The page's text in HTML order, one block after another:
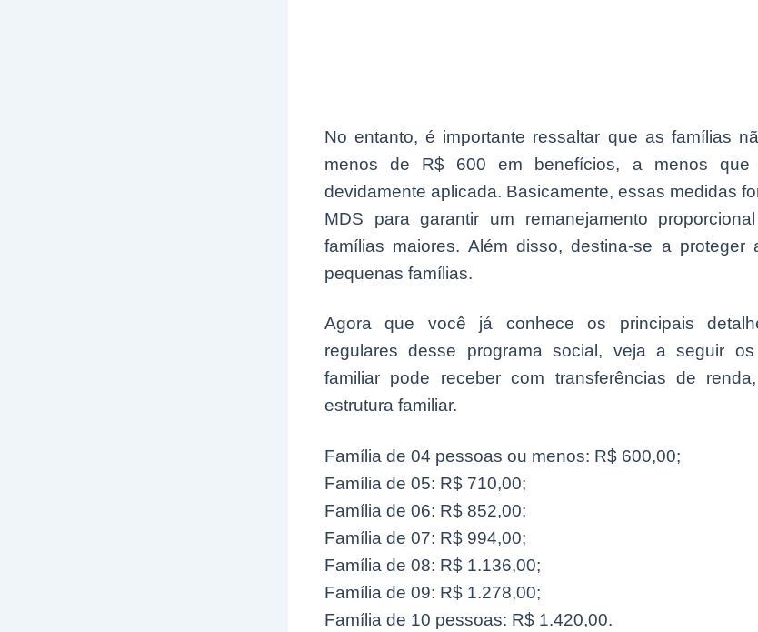
No entanto, é importante ressaltar que as famílias
menos de R$ 600 em benefícios, a menos que
devidamente aplicada. Basicamente, essas medidas
MDS para garantir um remanejamento
famílias maiores. Além disso, destina-se a proteger
pequenas famílias.
Agora que você já conhece os principais
regulares desse programa social, veja a seguir
familiar pode receber com transferências de
estrutura familiar.
Família de 04 pessoas ou menos: R$ 600,00;
Família de 05: R$ 710,00;
Família de 06: R$ 852,00;
Família de 07: R$ 994,00;
Família de 08: R$ 1.136,00;
Família de 09: R$ 1.278,00;
Família de 10 pessoas: R$ 1.420,00.